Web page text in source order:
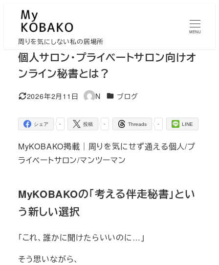
周りを気にしない私の居場所
MENU
個人サロン・プライベートサロン向けオ
ンライン秘書とは？
更新日
2026年2月11日
著
N カテゴリー
ブログ
-
シェア -
投稿 -
Threads LINE
MyKOBAKO掲載｜周りを気にせず通える個人/プ
ライベートサロン/マンツーマン
MyKOBAKOの「考える伴走秘書」とい
う新しい選択
「これ、誰かに聞けたらいいのに…」
そう思いながら、